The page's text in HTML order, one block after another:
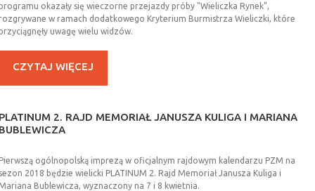
okazały się wieczorne przejazdy próby "Wieliczka Rynek",
w ramach dodatkowego Kryterium Burmistrza Wieliczki, które
uwagę wielu widzów.
CZYTAJ WIĘCEJ
2. RAJD MEMORIAŁ JANUSZA KULIGA I MARIANA
ogólnopolską imprezą w oficjalnym rajdowym kalendarzu PZM na
2018 będzie wielicki PLATINUM 2. Rajd Memoriał Janusza Kuliga i
Bublewicza, wyznaczony na 7 i 8 kwietnia.